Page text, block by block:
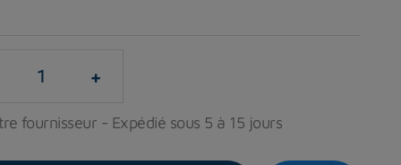
+
fournisseur - Expédié sous 5 à 15 jours